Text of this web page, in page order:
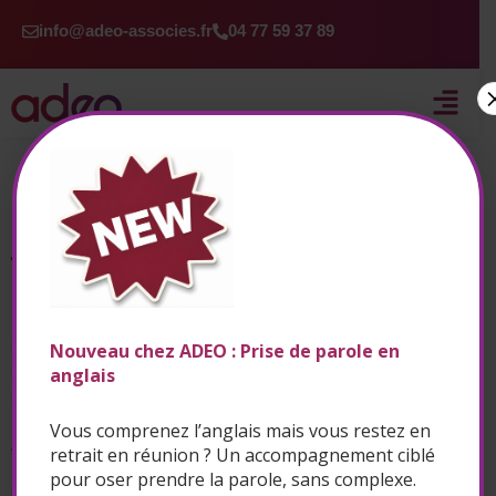
info@adeo-associes.fr 04 77 59 37 89
Mentions légales
Informations Générales
Le site adeo-associes.fr est édité par la société ADEO,
immatriculée au Registre du Commerce et des Sociétés sous le
ADEO – 15 RUE DE LA PRESSE, 42000 SAINT-ETIENNE France
Nouveau chez ADEO : Prise de parole en
anglais
Vous comprenez l’anglais mais vous restez en
retrait en réunion ? Un accompagnement ciblé
pour oser prendre la parole, sans complexe.